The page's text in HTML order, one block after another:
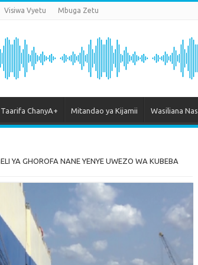
Visiwa Vyetu Mbuga Zetu
Taarifa ChanyA+ Mitandao ya Kijamii Wasiliana
YA GHOROFA NANE YENYE UWEZO WA KUBEBA